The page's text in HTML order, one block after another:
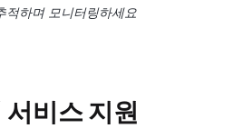
적하며 모니터링하세요
비스 지원